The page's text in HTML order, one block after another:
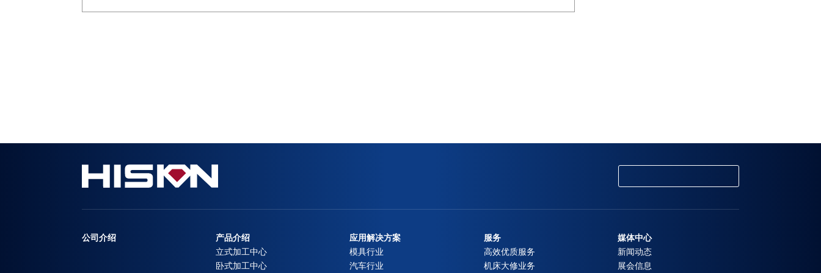
公司介绍
产品介绍
立式加工中心
卧式加工中心
应用解决方案
模具行业
汽车行业
服务
高效优质服务
机床大修业务
媒体中心
新闻动态
展会信息